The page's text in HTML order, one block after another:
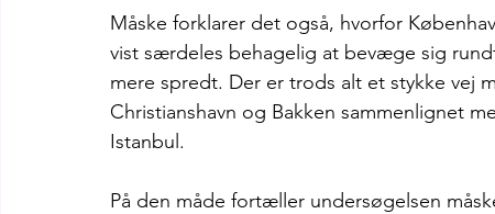
Måske forklarer det også, hvorfor
vist særdeles behagelig at bevæge sig
mere spredt. Der er trods alt et stykke vej
Christianshavn og Bakken sammenlignet
Istanbul.
På den måde fortæller undersøgelsen